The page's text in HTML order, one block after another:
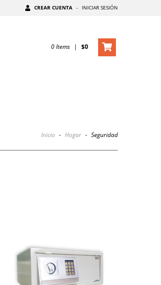
CREAR CUENTA - INICIAR SESIÓN
0Items | $0
Inicio - Hogar - Seguridad